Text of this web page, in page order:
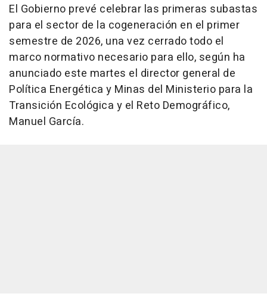
El Gobierno prevé celebrar las primeras subastas
para el sector de la cogeneración en el primer
semestre de 2026, una vez cerrado todo el
marco normativo necesario para ello, según ha
anunciado este martes el director general de
Política Energética y Minas del Ministerio para la
Transición Ecológica y el Reto Demográfico,
Manuel García.